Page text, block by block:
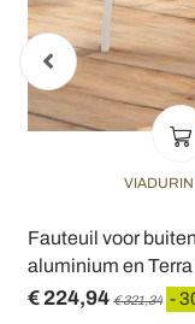
Fauteuil voor
aluminium en
€ 224,94 € 321,34 -